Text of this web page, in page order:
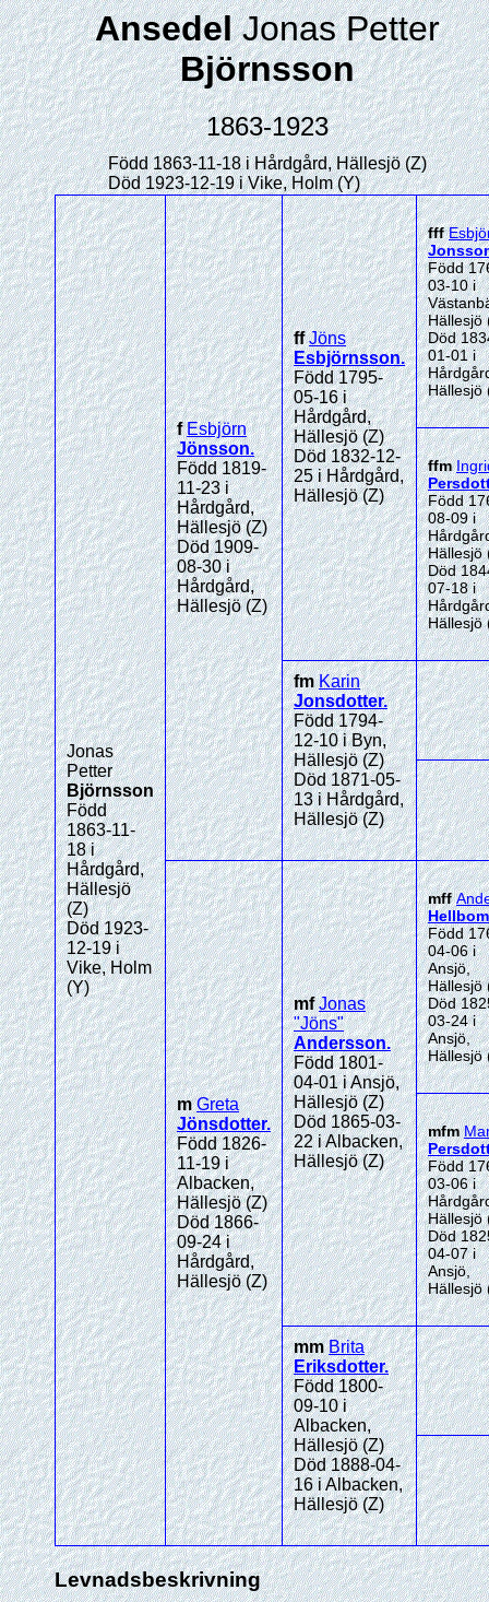
AnsedelJonas Petter
Björnsson
1863-1923
Född 1863-11-18 i Hårdgård, Hällesjö (Z)
Död 1923-12-19 i Vike, Holm (Y)
Jonas
Petter
Björnsson
Född
1863-11-
18 i
Hårdgård,
Hällesjö
(Z)
Död 1923-
12-19 i
Vike, Holm
(Y)
fEsbjörn
Jönsson.
Född 1819-
11-23 i
Hårdgård,
Hällesjö (Z)
Död 1909-
08-30 i
Hårdgård,
Hällesjö (Z)
ffJöns
Esbjörnsson.
Född 1795-
05-16 i
Hårdgård,
Hällesjö (Z)
Död 1832-12-
25 i Hårdgård,
Hällesjö (Z)
fff
Född
03-10 i
Hällesjö
Död
01-01 i
Hällesjö
ffm
Född
08-09 i
Hällesjö
Död
07-18 i
Hällesjö
fmKarin
Jonsdotter.
Född 1794-
12-10 i Byn,
Hällesjö (Z)
Död 1871-05-
13 i Hårdgård,
Hällesjö (Z)
mGreta
Jönsdotter.
Född 1826-
11-19 i
Albacken,
Hällesjö (Z)
Död 1866-
09-24 i
Hårdgård,
Hällesjö (Z)
mfJonas
"Jöns"
Andersson.
Född 1801-
04-01 i Ansjö,
Hällesjö (Z)
Död 1865-03-
22 i Albacken,
Hällesjö (Z)
mff
Hellbom
Född
04-06 i
Ansjö,
Hällesjö
Död
03-24 i
Ansjö,
Hällesjö
mfm
Född
03-06 i
Hällesjö
Död
04-07 i
Ansjö,
Hällesjö
mmBrita
Eriksdotter.
Född 1800-
09-10 i
Albacken,
Hällesjö (Z)
Död 1888-04-
16 i Albacken,
Hällesjö (Z)
Levnadsbeskrivning